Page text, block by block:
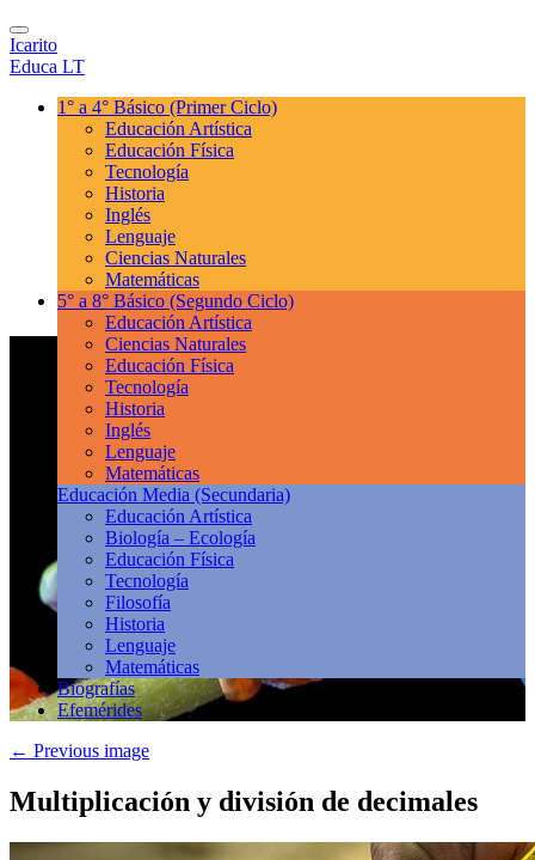
Icarito
Educa LT
1° a 4° Básico (Primer Ciclo)
Educación Artística
Educación Física
Tecnología
Historia
Inglés
Lenguaje
Ciencias Naturales
Matemáticas
5° a 8° Básico (Segundo Ciclo)
Educación Artística
Ciencias Naturales
Educación Física
Tecnología
Historia
Inglés
Lenguaje
Matemáticas
Educación Media (Secundaria)
Educación Artística
Biología – Ecología
Educación Física
Tecnología
Filosofía
Historia
Lenguaje
Matemáticas
Biografías
Efemérides
← Previous image
Multiplicación y división de decimales